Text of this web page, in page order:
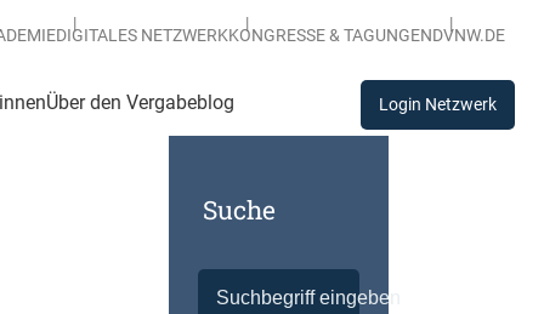
DIGITALES NETZWERKKONGRESSE & TAGUNGENDVNW.DE
Über den Vergabeblog Login Netzwerk
Suche